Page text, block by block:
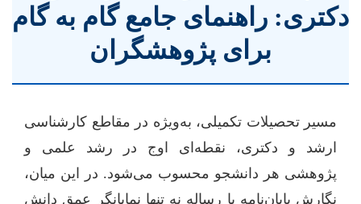
دکتری: راهنمای جامع گام به گام
برای پژوهشگران
مسیر تحصیلات تکمیلی، به‌ویژه در مقاطع کارشناسی
ارشد و دکتری، نقطه‌ای اوج در رشد علمی و
پژوهشی هر دانشجو محسوب می‌شود. در این میان،
نگارش پایان‌نامه یا رساله نه تنها نمایانگر عمق دانش